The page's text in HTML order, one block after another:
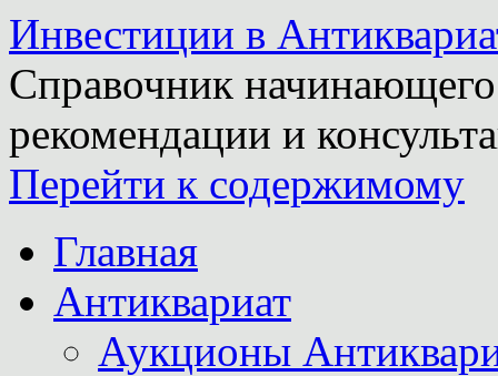
Инвестиции в
Справочник
рекомендации и
Перейти к содержимому
Главная
Антиквариат
Аукционы